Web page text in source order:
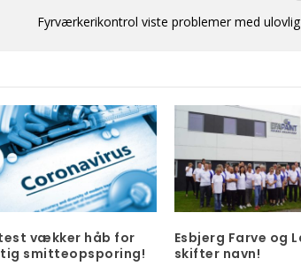
Fyrværkerikontrol viste problemer med
vækker håb for
smitteopsporing!
Esbjerg Farve og
skifter navn!